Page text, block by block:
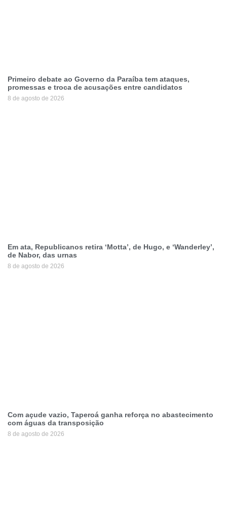
Primeiro debate ao Governo da Paraíba tem ataques,
promessas e troca de acusações entre candidatos
8 de agosto de 2026
Em ata, Republicanos retira ‘Motta’, de Hugo, e ‘Wanderley’,
de Nabor, das urnas
8 de agosto de 2026
Com açude vazio, Taperoá ganha reforça no abastecimento
com águas da transposição
8 de agosto de 2026